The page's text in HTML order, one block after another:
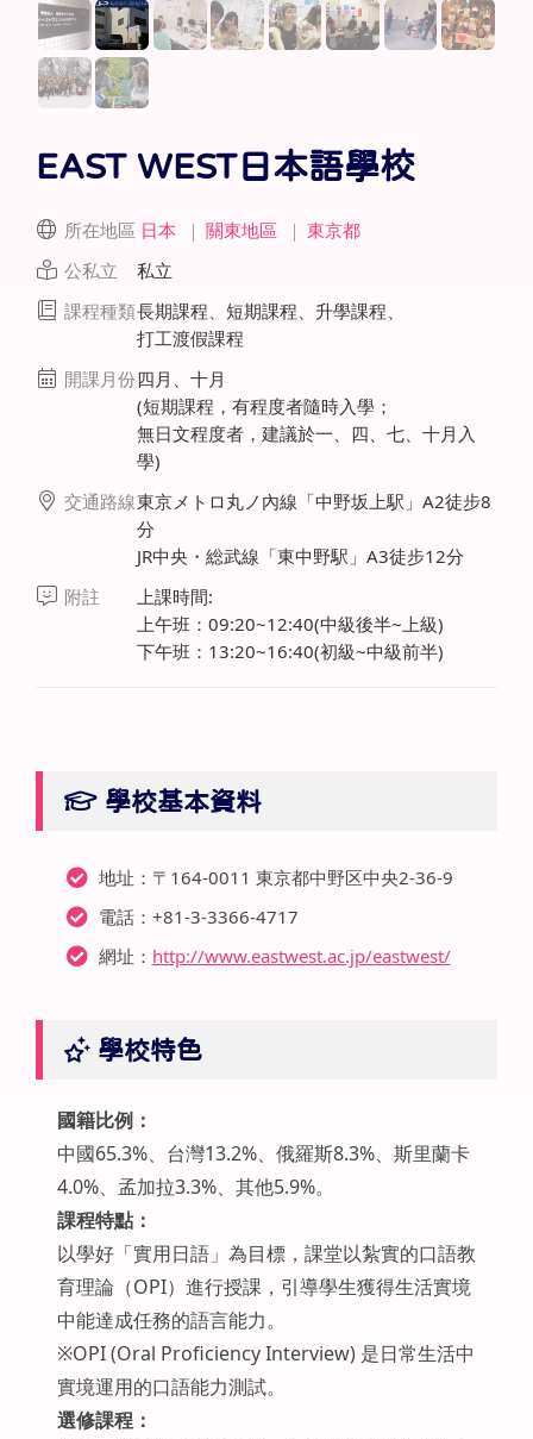
EAST WEST日本語學校
所在地區 日本 ｜ 關東地區 ｜ 東京都
公私立
私立
課程種類長期課程、短期課程、升學課程、
打工渡假課程
開課月份四月、十月
(短期課程，有程度者隨時入學；
無日文程度者，建議於一、四、七、十月入
學)
交通路線東京メトロ丸ノ內線「中野坂上駅」A2徒步8
分
JR中央・総武線「東中野駅」A3徒步12分
附註
上課時間:
上午班：09:20~12:40(中級後半~上級)
下午班：13:20~16:40(初級~中級前半)
學校基本資料
地址：〒164-0011 東京都中野区中央2-36-9
電話：+81-3-3366-4717
網址： http://www.eastwest.ac.jp/eastwest/
學校特色
國籍比例：
中國65.3%、台灣13.2%、俄羅斯8.3%、斯里蘭卡
4.0%、孟加拉3.3%、其他5.9%。
課程特點：
以學好「實用日語」為目標，課堂以紮實的口語教
育理論（OPI）進行授課，引導學生獲得生活實境
中能達成任務的語言能力。
※OPI (Oral Proficiency Interview) 是日常生活中
實境運用的口語能力測試。
選修課程：